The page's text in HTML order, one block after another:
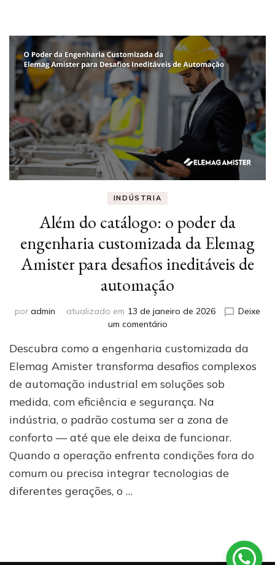
INDÚSTRIA
Além do catálogo: o poder da
engenharia customizada da Elemag
Amister para desafios ineditáveis de
automação
por admin atualizado em 13 de janeiro de 2026
Deixe
um comentárioem
do
catálogo:
poder
da
customizada
da
Elemag
Amister
para
Descubra como a engenharia customizada da
Elemag Amister transforma desafios complexos
de automação industrial em soluções sob
medida, com eficiência e segurança. Na
indústria, o padrão costuma ser a zona de
conforto — até que ele deixa de funcionar.
Quando a operação enfrenta condições fora do
comum ou precisa integrar tecnologias de
diferentes gerações, o …